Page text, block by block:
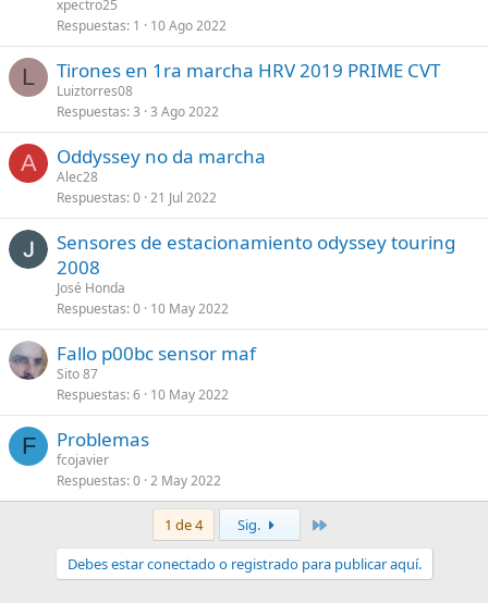
xpectro25
Respuestas 1 10 Ago 2022
L Tirones en 1ra marcha HRV 2019 PRIME CVT
Luiztorres08
Respuestas 3 3 Ago 2022
A Oddyssey no da marcha
Alec28
Respuestas 0 21 Jul 2022
Sensores de estacionamiento odyssey touring
2008
José Honda
Respuestas 0 10 May 2022
Fallo p00bc sensor maf
Sito 87
Respuestas 6 10 May 2022
F Problemas
fcojavier
Respuestas 0 2 May 2022
1 de 4 Sig.
Debes estar conectado o registrado para publicar aquí.